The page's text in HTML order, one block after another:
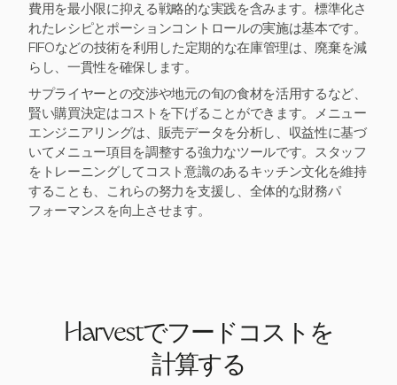
費用を最小限に抑える戦略的な実践を含みます。標準化さ
れたレシピとポーションコントロールの実施は基本です。
FIFOなどの技術を利用した定期的な在庫管理は、廃棄を減
らし、一貫性を確保します。
サプライヤーとの交渉や地元の旬の食材を活用するなど、
賢い購買決定はコストを下げることができます。メニュー
エンジニアリングは、販売データを分析し、収益性に基づ
いてメニュー項目を調整する強力なツールです。スタッフ
をトレーニングしてコスト意識のあるキッチン文化を維持
することも、これらの努力を支援し、全体的な財務パ
フォーマンスを向上させます。
Harvestでフードコストを
計算する